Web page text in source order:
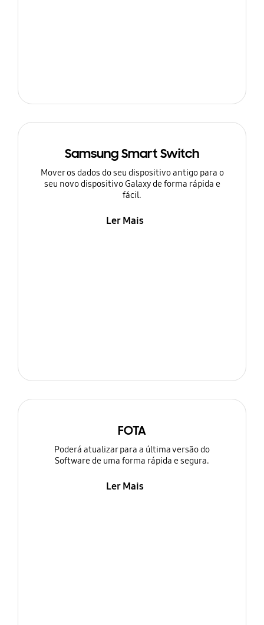
Samsung Smart Switch
Mover os dados do seu dispositivo antigo para o
seu novo dispositivo Galaxy de forma rápida e
fácil.
Ler Mais
FOTA
Poderá atualizar para a última versão do
Software de uma forma rápida e segura.
Ler Mais